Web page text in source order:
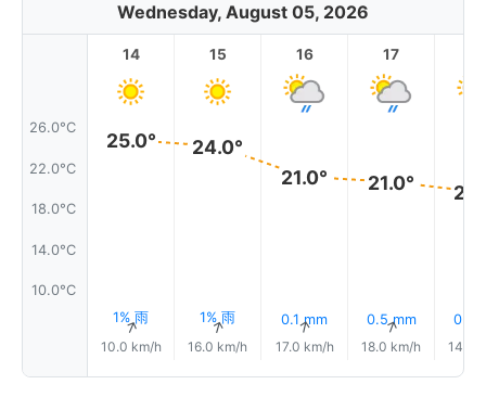
Wednesday, August 05, 2026
26.0°C
22.0°C
18.0°C
14.0°C
10.0°C
14
25.0°
1% 雨
↑
10.0 km/h
15
24.0°
1% 雨
↑
16.0 km/h
16
21.0°
0.1 mm
↑
17.0 km/h
17
21.0°
0.5 mm
↑
18.0 km/h
0.7
14.0